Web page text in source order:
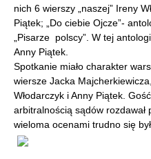
nich 6 wierszy „naszej” Ireny
Piątek; „Do ciebie Ojcze”-
„Pisarze polscy”. W tej
Anny Piątek.
Spotkanie miało charakter
wiersze Jacka
Włodarczyk i Anny Piątek.
arbitralnością sądów rozdawał
wieloma ocenami trudno się